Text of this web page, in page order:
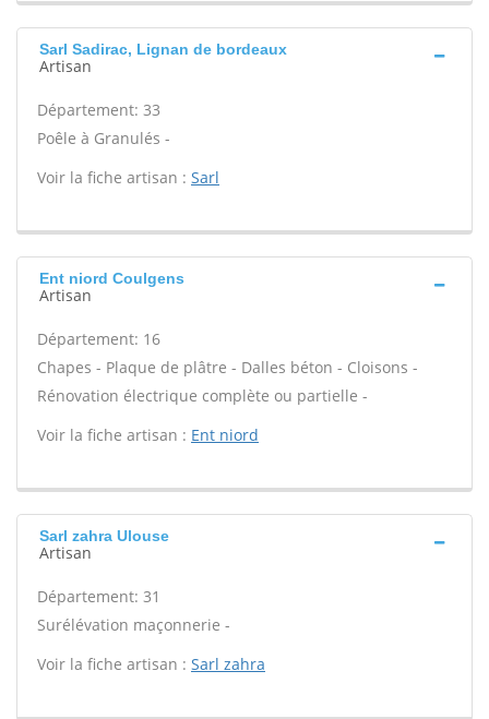
Sarl Sadirac, Lignan de bordeaux
Artisan
Département: 33
Poêle à Granulés -
Voir la fiche artisan : Sarl
Ent niord Coulgens
Artisan
Département: 16
Chapes - Plaque de plâtre - Dalles béton - Cloisons -
Rénovation électrique complète ou partielle -
Voir la fiche artisan : Ent niord
Sarl zahra Ulouse
Artisan
Département: 31
Surélévation maçonnerie -
Voir la fiche artisan : Sarl zahra